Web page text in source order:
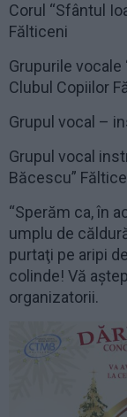
Corul “Sfântul
Fălticeni
Grupurile vocale
Clubul Copiilor
Grupul vocal –
Grupul vocal
Băcescu”
“Sperăm ca, în
umplu de
purtaţi pe aripi
colinde! Vă
organizatorii.